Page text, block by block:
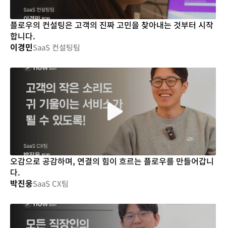
오감으로 공감하며, 연결의 힘이 흐르는 플로우를 만들어갑니
다.
박진웅SaaS CX팀
플로우의 컨설팅은 고객의 진짜 고민을 찾아내는 것부터 시작
합니다.
이경민SaaS 컨설팅팀